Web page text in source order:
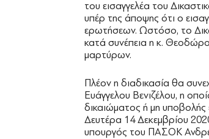
του εισαγγελέα του
υπέρ της άποψης ότι ο
ερωτήσεων. Ωστόσο, το
κατά συνέπεια η κ.
μαρτύρων.
Πλέον η διαδικασία θα
Ευάγγελου Βενιζέλου, η
δικαιώματος ή μη
Δευτέρα 14 Δεκεμβρίου
υπουργός του ΠΑΣΟΚ